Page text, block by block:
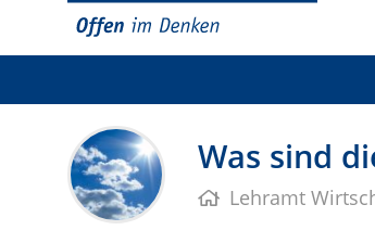
Was sind
Lehramt